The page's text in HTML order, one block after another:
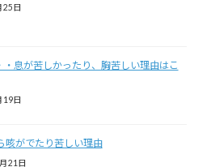
25日
・息が苦しかったり、胸苦しい理由はこ
19日
咳がでたり苦しい理由
21日